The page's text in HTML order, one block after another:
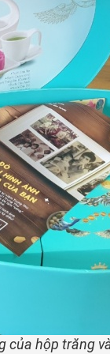
của hộp trăng